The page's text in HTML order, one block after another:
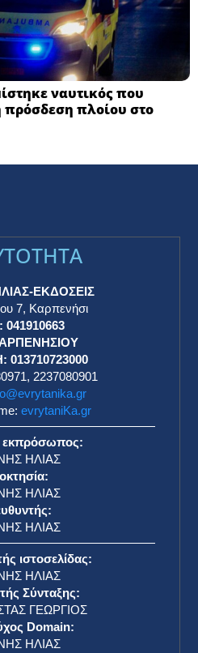
ναυτικός που
πρόσδεση πλοίου στο
ΕΚΔΟΣΕΙΣ
7, Καρπενήσι
2237080901
evrytaniKa.gr
εκπρόσωπος:
ΗΛΙΑΣ
ΗΛΙΑΣ
ΗΛΙΑΣ
ιστοσελίδας:
ΗΛΙΑΣ
Σύνταξης:
ΓΕΩΡΓΙΟΣ
Domain:
ΗΛΙΑΣ